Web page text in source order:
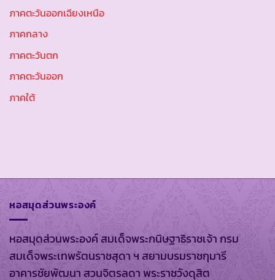
ภาคตะวันออกเฉียงเหนือ
ภาคกลาง
ภาคตะวันตก
ภาคตะวันออก
ภาคใต้
หอสมุดส่วนพระองค์
หอสมุดส่วนพระองค์ สมเด็จพระกนิษฐาธิราชเจ้า กรม
สมเด็จพระเทพรัตนราชสุดา ฯ สยามบรมราชกุมารี
อาคารชัยพัฒนา สวนจิตรลดา พระราชวังดุสิต